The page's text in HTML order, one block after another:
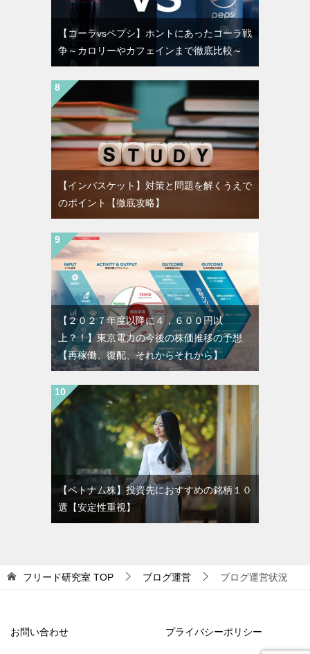
【コーラvsペプシ】ホントにあったコーラ戦
争～カロリーやカフェインまで徹底比較～
【インバスケット】対策と問題を解くうえで
のポイント【徹底攻略】
【２０２７年度以降に４，６００円以
上？！】東京電力の今後の株価推移の予想
【再稼働、復配、それからそれから】
【ベトナム株】投資先におすすめの銘柄１０
選【安定性重視】
フリード研究室 TOP ブログ運営 ブログ運営状況
お問い合わせ プライバシーポリシー